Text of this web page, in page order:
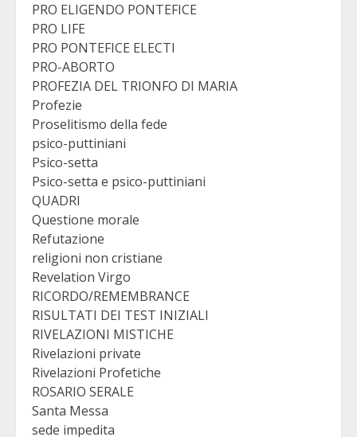
PRO ELIGENDO PONTEFICE
PRO LIFE
PRO PONTEFICE ELECTI
PRO-ABORTO
PROFEZIA DEL TRIONFO DI MARIA
Profezie
Proselitismo della fede
psico-puttiniani
Psico-setta
Psico-setta e psico-puttiniani
QUADRI
Questione morale
Refutazione
religioni non cristiane
Revelation Virgo
RICORDO/REMEMBRANCE
RISULTATI DEI TEST INIZIALI
RIVELAZIONI MISTICHE
Rivelazioni private
Rivelazioni Profetiche
ROSARIO SERALE
Santa Messa
sede impedita